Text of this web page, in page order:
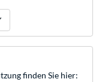
finden Sie hier: